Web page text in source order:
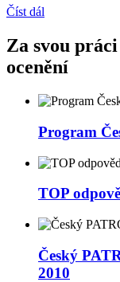
Číst dál
Za svou
ocenění
Program
TOP
Český
2010